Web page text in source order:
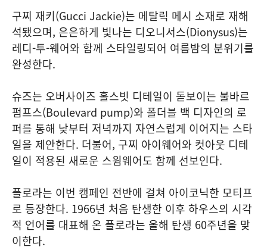
구찌 재키(Gucci Jackie)는 메탈릭 메시 소재로 재해
석됐으며, 은은하게 빛나는 디오니서스(Dionysus)는
레디-투-웨어와 함께 스타일링되어 여름밤의 분위기를
완성한다.
슈즈는 오버사이즈 홀스빗 디테일이 돋보이는 불바르
펌프스(Boulevard pump)와 폴더블 백 디자인의 로
퍼를 통해 낮부터 저녁까지 자연스럽게 이어지는 스타
일을 제안한다. 더불어, 구찌 아이웨어와 컷아웃 디테
일이 적용된 새로운 스윔웨어도 함께 선보인다.
플로라는 이번 캠페인 전반에 걸쳐 아이코닉한 모티프
로 등장한다. 1966년 처음 탄생한 이후 하우스의 시각
적 언어를 대표해 온 플로라는 올해 탄생 60주년을 맞
이한다.